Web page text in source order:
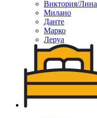
Виктория/Лина
Милано
Данте
Марко
Леруа